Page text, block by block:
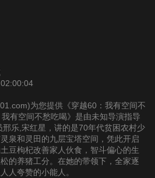
23 24
26 27
29 30
为您提供《穿越60：我有空间不
有空间不愁吃喝》是由未知导演指导
乐,宋红星，讲的是70年代贫困农村少
泉和灵田的九层宝塔空间，凭此开启
豆枸杞改善家人伙食，智斗偏心的生
的养猪工分。在她的带领下，全家逐
人夸赞的小能人。